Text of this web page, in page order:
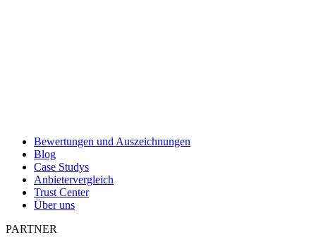
Bewertungen und Auszeichnungen
Blog
Case Studys
Anbietervergleich
Trust Center
Über uns
PARTNER